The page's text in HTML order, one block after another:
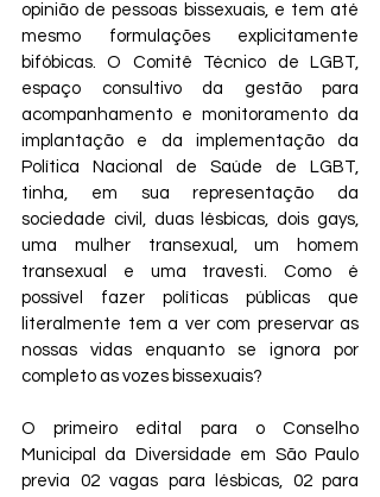
opinião de pessoas bissexuais, e tem até
mesmo formulações explicitamente
bifóbicas. O Comitê Técnico de LGBT,
espaço consultivo da gestão para
acompanhamento e monitoramento da
implantação e da implementação da
Política Nacional de Saúde de LGBT,
tinha, em sua representação da
sociedade civil, duas lésbicas, dois gays,
uma mulher transexual, um homem
transexual e uma travesti. Como é
possível fazer políticas públicas que
literalmente tem a ver com preservar as
nossas vidas enquanto se ignora por
completo as vozes bissexuais?
O primeiro edital para o Conselho
Municipal da Diversidade em São Paulo
previa 02 vagas para lésbicas, 02 para